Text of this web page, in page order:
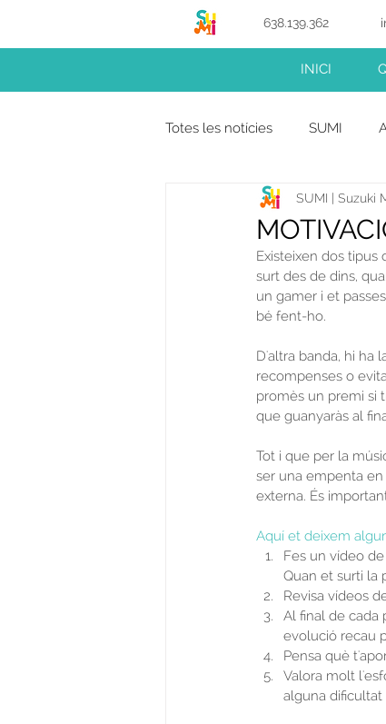
638.139.362
INICI
Totes les notícies SUMI
SUMI | Suzuki
Existeixen dos tipus
surt des de dins,
un gamer i et
bé fent-ho.
D'altra banda, hi ha
recompenses o
promès un premi si
que guanyaràs al
Tot i que per la
ser una empenta
externa. És
Aquí et deixem
Fes un vídeo
Quan et surti la
Revisa vídeos
Al final de cada
evolució recau
Pensa què
Valora molt
alguna dificultat